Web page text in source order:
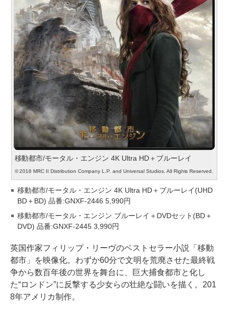
移動都市/モータル・エンジン 4K Ultra HD＋ブルーレイ
© 2018 MRC II Distribution Company L.P. and Universal Studios. All Rights Reserved.
移動都市/モータル・エンジン 4K Ultra HD＋ブルーレイ(UHD
BD＋BD) 品番:GNXF-2446 5,990円
移動都市/モータル・エンジン ブルーレイ＋DVDセット(BD＋
DVD) 品番:GNXF-2445 3,990円
英国作家フィリップ・リーヴのベストセラー小説「移動
都市」を映像化。わずか60分で文明を荒廃させた最終戦
争から数百年後の世界を舞台に、巨大捕食都市と化し
た“ロンドン”に反撃する少女らの壮絶な闘いを描く。201
8年アメリカ制作。